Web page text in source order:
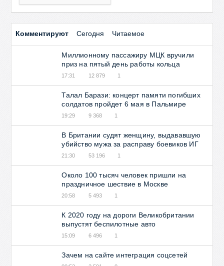
Комментируют Сегодня Читаемое
Миллионному пассажиру МЦК вручили
приз на пятый день работы кольца
17:31 12 879 1
Талал Барази: концерт памяти погибших
солдатов пройдет 6 мая в Пальмире
19:29 9 368 1
В Британии судят женщину, выдававшую
убийство мужа за расправу боевиков ИГ
21:30 53 196 1
Около 100 тысяч человек пришли на
праздничное шествие в Москве
20:58 5 493 1
К 2020 году на дороги Великобритании
выпустят беспилотные авто
15:09 6 496 1
Зачем на сайте интеграция соцсетей